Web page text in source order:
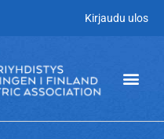
Kirjaudu ulos